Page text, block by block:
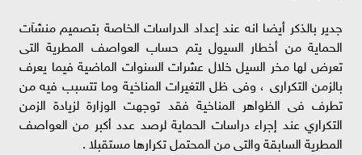
جدير بالذكر أيضا انه عند إعداد الدراسات الخاصة بتصميم منشآت
الحماية من أخطار السيول يتم حساب العواصف المطرية التى
تعرض لها مخر السيل خلال عشرات السنوات الماضية فيما يعرف
بالزمن التكرارى ، وفى ظل التغيرات المناخية وما تتسبب فيه من
تطرف فى الظواهر المناخية فقد توجهت الوزارة لزيادة الزمن
التكراري عند إجراء دراسات الحماية لرصد عدد أكبر من العواصف
المطرية السابقة والتى من المحتمل تكرارها مستقبلا .